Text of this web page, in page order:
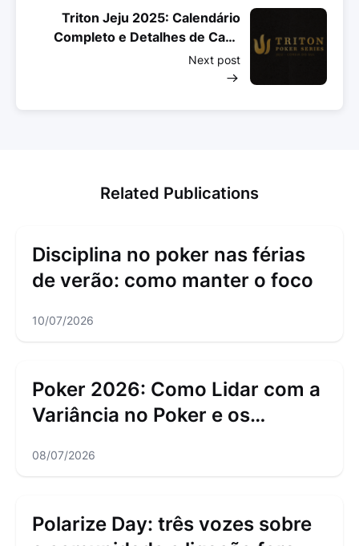
Triton Jeju 2025: Calendário
Completo e Detalhes de Cada
Evento
Next post
Related Publications
Disciplina no poker nas férias
de verão: como manter o foco
10/07/2026
Poker 2026: Como Lidar com a
Variância no Poker e os
08/07/2026
Polarize Day: três vozes sobre